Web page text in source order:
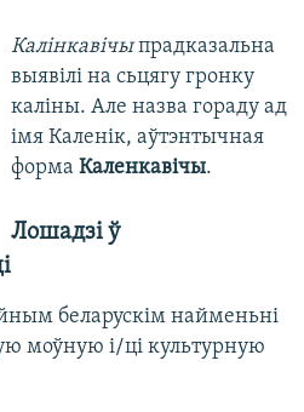
Калінкавічы прадказальна
выявілі на сьцягу гронку
каліны. Але назва гораду ад
імя Каленік, аўтэнтычная
форма Каленкавічы.
Лошадзі ў
беларускім найменьні
моўную і/ці культурную